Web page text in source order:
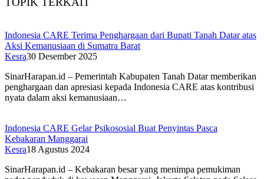
Indonesia CARE Terima Penghargaan dari Bupati Tanah Datar atas
Aksi Kemanusiaan di Sumatra Barat
Kesra30 Desember 2025
SinarHarapan.id – Pemerintah Kabupaten Tanah Datar memberikan
penghargaan dan apresiasi kepada Indonesia CARE atas kontribusi
nyata dalam aksi kemanusiaan…
Indonesia CARE Gelar Psikososial Buat Penyintas Pasca
Kebakaran Manggarai
Kesra18 Agustus 2024
SinarHarapan.id – Kebakaran besar yang menimpa pemukiman